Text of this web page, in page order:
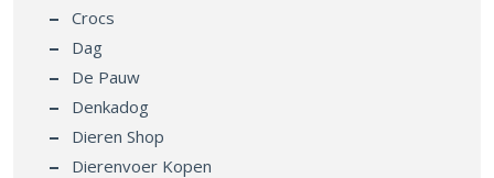
Crocs
Dag
De Pauw
Denkadog
Dieren Shop
Dierenvoer Kopen